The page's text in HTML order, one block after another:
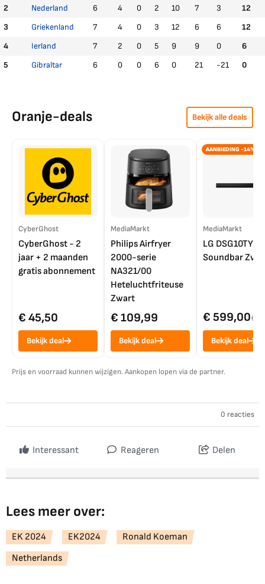
2 Nederland 6 4 0 2 10 7 3
12
3
Griekenland 7 4 0 3 12 6 6
12
4
Ierland 7 2 0 5 9 9 0
6
5
Gibraltar 6 0 0 6 0 21 -21 0
Oranje-deals Bekijk alle deals
CyberGhost
CyberGhost - 2
jaar + 2 maanden
gratis abonnement
€ 45,50
Bekijk deal
MediaMarkt
Philips Airfryer
2000-serie
NA321/00
Heteluchtfriteuse
Zwart
€ 109,99
Bekijk deal
AANBIEDING -14%
MediaMarkt
LG DSG10TY
Soundbar
€ 599,00€
Bekijk deal
Prijs en voorraad kunnen wijzigen. Aankopen lopen via de partner.
0 reacties
Interessant Reageren Delen
Lees meer over:
EK 2024 EK2024
Ronald Koeman
Netherlands